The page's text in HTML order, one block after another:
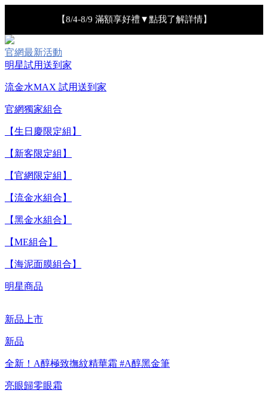
【8/4-8/9 滿額享好禮▼點我了解詳情】
性，也無法協助此類商品的售後服務
【全新流金水MAX 百元試用送到家！再享回購金】▼點我立
【8/4-8/9 單筆消費滿$3,000現折$300】
【8/4-8/9 新客LINE購物導購滿$2,000送100點LINE
【8/4-8/9 滿額享好禮▼點我了解詳情】
【綁定中信LINE Pay卡享最高6%回饋▼點我了解詳情
【重要公告】IPSA 無法驗證非官方通路銷售之品牌商品的真實
官網最新活動
明星試用送到家
流金水MAX 試用送到家
官網獨家組合
【生日慶限定組】
【新客限定組】
【官網限定組】
【流金水組合】
【黑金水組合】
【ME組合】
【海泥面膜組合】
明星商品
新品上市
新品
全新！A醇極致撫紋精華霜 #A醇黑金筆
亮眼歸零眼霜